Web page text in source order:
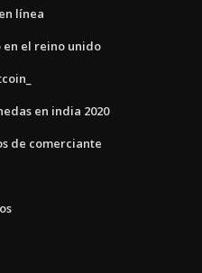
línea
en el reino unido
en india 2020
de comerciante